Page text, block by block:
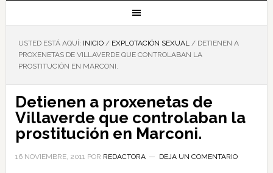
USTED ESTÁ AQUÍ: INICIO / EXPLOTACIÓN SEXUAL /DETIENEN A
PROXENETAS DE VILLAVERDE QUE CONTROLABAN LA
PROSTITUCIÓN EN MARCONI.
Detienen a proxenetas de
Villaverde que controlaban la
prostitución en Marconi.
16 NOVIEMBRE, 2011POR REDACTORA DEJA UN COMENTARIO